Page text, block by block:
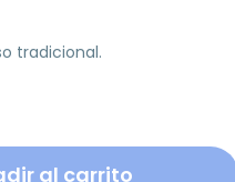
tradicional.
al carrito